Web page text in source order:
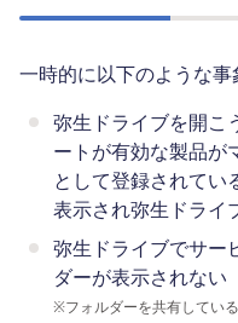
一時的に以下のような事
弥生ドライブを開こ
ートが有効な製品が
として登録されてい
表示され弥生ドライ
弥生ドライブでサー
ダーが表示されない
※フォルダーを共有してい